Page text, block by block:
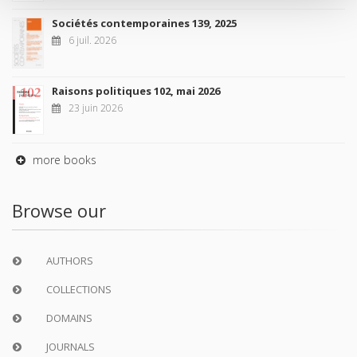
Sociétés contemporaines 139, 2025
6 juil. 2026
Raisons politiques 102, mai 2026
23 juin 2026
more books
Browse our
AUTHORS
COLLECTIONS
DOMAINS
JOURNALS